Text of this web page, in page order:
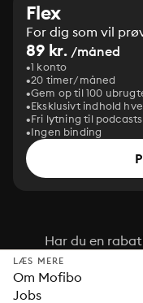
Flex
For dig som vil
89 kr. /måned
1 konto
20 timer/måned
Gem op til 100
Eksklusivt indhold
Fri lytning til podcasts
Ingen binding
Har du en
LÆS MERE
Om Mofibo
Jobs